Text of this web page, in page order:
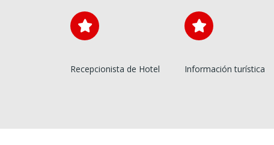
Recepcionista de Hotel Información turística